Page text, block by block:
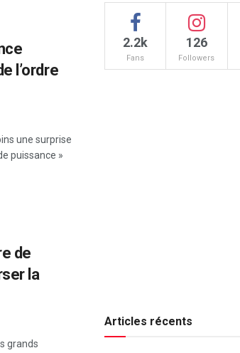
l’ordre
une surprise
puissance »
de
la
grands
2.2k
Fans
126
Followers
Articles récents